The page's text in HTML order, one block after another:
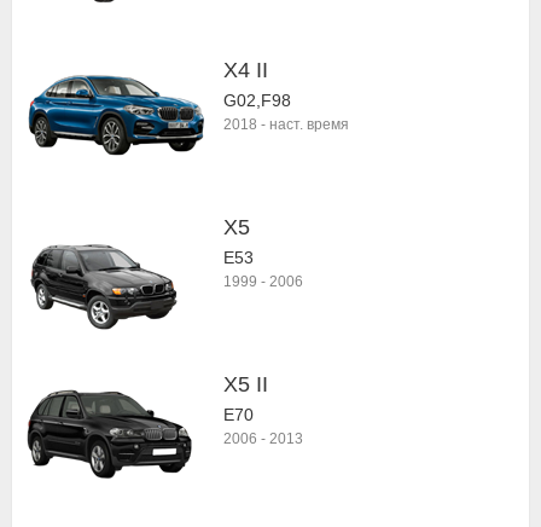
X4 II
G02,F98
2018 - наст. время
X5
E53
1999 - 2006
X5 II
E70
2006 - 2013